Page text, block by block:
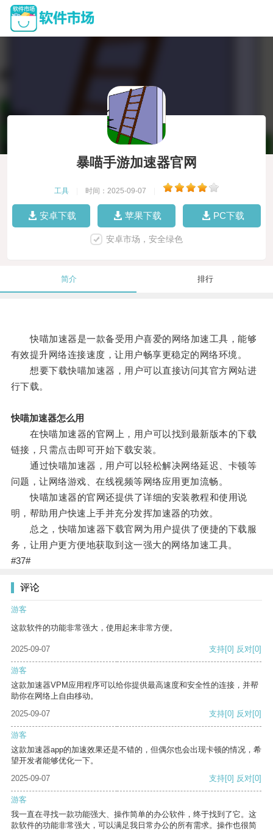
暴喵手游加速器官网
工具 时间：2025-09-07
安卓下载 苹果下载 PC下载
安卓市场，安全绿色
简介 排行
快喵加速器是一款备受用户喜爱的网络加速工具，能够
有效提升网络连接速度，让用户畅享更稳定的网络环境。
想要下载快喵加速器，用户可以直接访问其官方网站进
行下载。
快喵加速器怎么用
在快喵加速器的官网上，用户可以找到最新版本的下载
链接，只需点击即可开始下载安装。
通过快喵加速器，用户可以轻松解决网络延迟、卡顿等
问题，让网络游戏、在线视频等网络应用更加流畅。
快喵加速器的官网还提供了详细的安装教程和使用说
明，帮助用户快速上手并充分发挥加速器的功效。
总之，快喵加速器下载官网为用户提供了便捷的下载服
务，让用户更方便地获取到这一强大的网络加速工具。
#37#
评论
游客
这款软件的功能非常强大，使用起来非常方便。
2025-09-07 支持[0] 反对[0]
游客
这款加速器VPM应用程序可以给你提供最高速度和安全性的连接，并帮
助你在网络上自由移动。
2025-09-07
支持[0] 反对[0]
游客
这款加速器app的加速效果还是不错的，但偶尔也会出现卡顿的情况，希
望开发者能够优化一下。
2025-09-07
支持[0] 反对[0]
游客
我一直在寻找一款功能强大、操作简单的办公软件，终于找到了它。这
款软件的功能非常强大，可以满足我日常办公的所有需求。操作也很简